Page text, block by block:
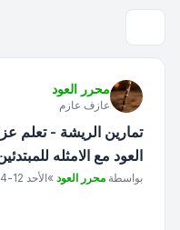
محرر العود
عازف عازم
تمارين الريشة - تعلم
العود مع الامثله
مشاركة
بواسطة محرر العود »الأحد 12-4-2026 10:34 am